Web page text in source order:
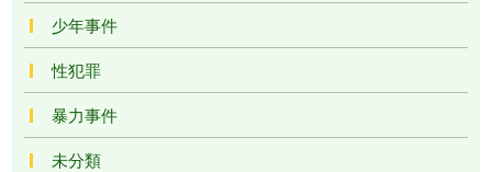
少年事件
性犯罪
暴力事件
未分類